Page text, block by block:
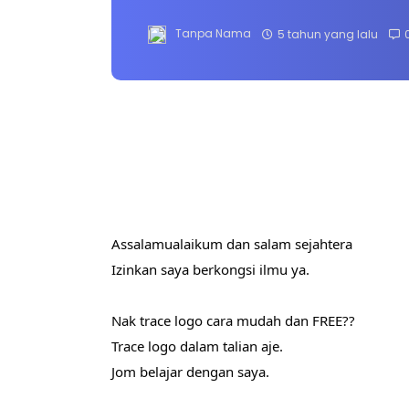
Tanpa Nama 5 tahun yang lalu
Assalamualaikum dan salam sejahtera
Izinkan saya berkongsi ilmu ya.
Nak trace logo cara mudah dan FREE??
Trace logo dalam talian aje.
Jom belajar dengan saya.